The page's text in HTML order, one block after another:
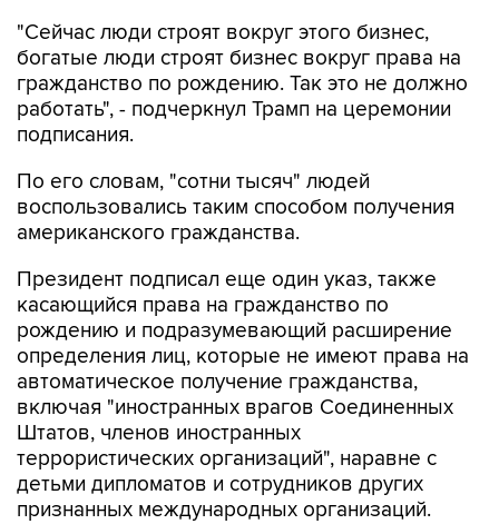
"Сейчас люди строят вокруг этого бизнес,
богатые люди строят бизнес вокруг права на
гражданство по рождению. Так это не должно
работать", - подчеркнул Трамп на церемонии
подписания.
По его словам, "сотни тысяч" людей
воспользовались таким способом получения
американского гражданства.
Президент подписал еще один указ, также
касающийся права на гражданство по
рождению и подразумевающий расширение
определения лиц, которые не имеют права на
автоматическое получение гражданства,
включая "иностранных врагов Соединенных
Штатов, членов иностранных
террористических организаций", наравне с
детьми дипломатов и сотрудников других
признанных международных организаций.